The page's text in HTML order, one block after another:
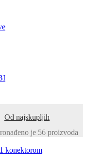
Od najskupljih
je 56 proizvoda